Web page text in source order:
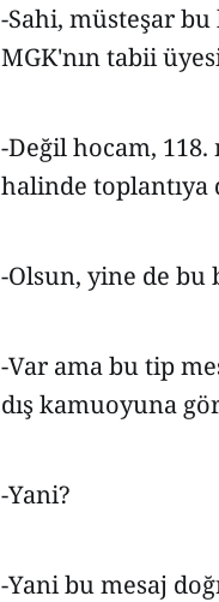
-Sahi, müsteşar bu
MGK'nın tabii
-Değil hocam,
halinde toplantıya
-Olsun, yine de bu
-Var ama bu tip
dış kamuoyuna
-Yani?
-Yani bu mesaj